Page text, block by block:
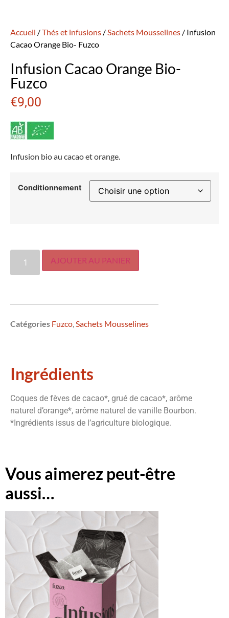
Accueil /Thés et infusions / Sachets Mousselines / Infusion
Cacao Orange Bio- Fuzco
Infusion Cacao Orange Bio-
Fuzco
€9,00
Infusion bio au cacao et orange.
Conditionnement
AJOUTER AU PANIER
Catégories Fuzco,Sachets Mousselines
Ingrédients
Coques de fèves de cacao*, grué de cacao*, arôme
naturel d’orange*, arôme naturel de vanille Bourbon.
*Ingrédients issus de l’agriculture biologique.
Vous aimerez peut-être
aussi…